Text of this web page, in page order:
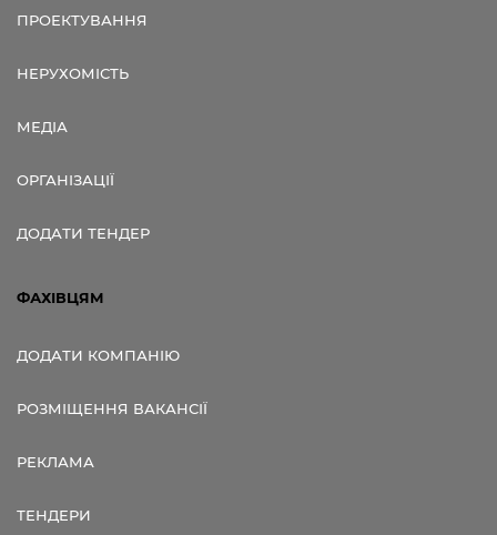
ПРОЕКТУВАННЯ
НЕРУХОМІСТЬ
МЕДІА
ОРГАНІЗАЦІЇ
ДОДАТИ ТЕНДЕР
ФАХІВЦЯМ
ДОДАТИ КОМПАНІЮ
РОЗМІЩЕННЯ ВАКАНСІЇ
РЕКЛАМА
ТЕНДЕРИ